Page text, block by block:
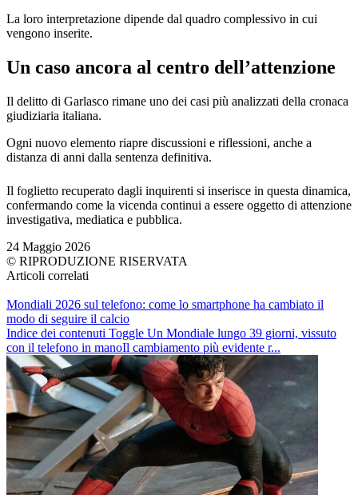
La loro interpretazione dipende dal quadro complessivo in cui
vengono inserite.
Un caso ancora al centro dell’attenzione
Il delitto di Garlasco rimane uno dei casi più analizzati della cronaca
giudiziaria italiana.
Ogni nuovo elemento riapre discussioni e riflessioni, anche a
distanza di anni dalla sentenza definitiva.
Il foglietto recuperato dagli inquirenti si inserisce in questa dinamica,
confermando come la vicenda continui a essere oggetto di attenzione
investigativa, mediatica e pubblica.
24 Maggio 2026
© RIPRODUZIONE RISERVATA
Articoli correlati
Mondiali 2026 sul telefono: come lo smartphone ha cambiato il
modo di seguire il calcio
Indice dei contenuti Toggle Un Mondiale lungo 39 giorni, vissuto
con il telefono in manoIl cambiamento più evidente r...